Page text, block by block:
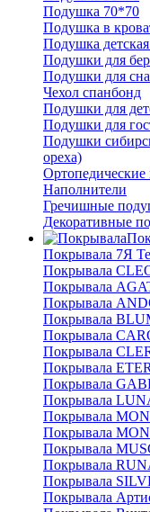
Подушка 70*70
Подушка в
Подушка
Подушки для
Подушки для сна
Чехол спанбонд
Подушки для
Подушки для
Подушки
ореха)
Наполнители
Гречишные
Декоративные
Покрывала 7Я
Покрывала
Покрывала
Покрывала
Покрывала
Покрывала
Покрывала
Покрывала
Покрывала
Покрывала
Покрывала
Покрывала
Покрывала
Покрывала
Покрывала
Покрывала